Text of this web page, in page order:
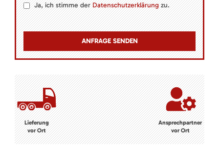
Ja, ich stimme derDatenschutzerklärungzu.
Lieferung
vor Ort
Ansprechpartner
vor Ort